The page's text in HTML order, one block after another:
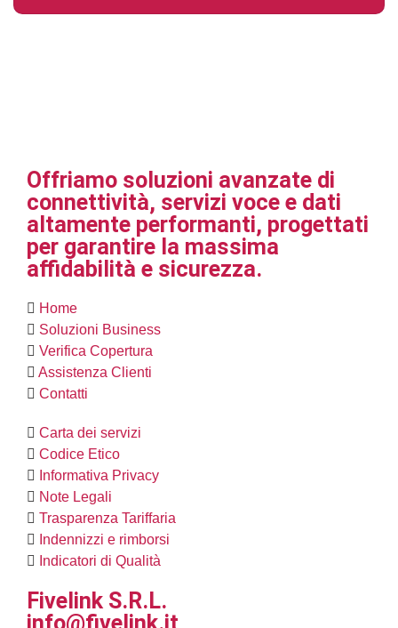
Offriamo soluzioni avanzate di
connettività, servizi voce e dati
altamente performanti, progettati
per garantire la massima
affidabilità e sicurezza.
Home
Soluzioni Business
Verifica Copertura
Assistenza Clienti
Contatti
Carta dei servizi
Codice Etico
Informativa Privacy
Note Legali
Trasparenza Tariffaria
Indennizzi e rimborsi
Indicatori di Qualità
Fivelink S.R.L.